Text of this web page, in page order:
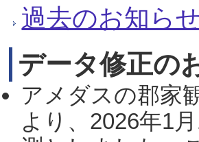
過去のお知ら
データ修正の
アメダスの郡家
より、2026年1